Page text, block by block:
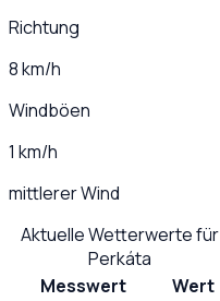
Richtung
8 km/h
Windböen
1 km/h
mittlerer Wind
Aktuelle Wetterwerte für
Perkáta
Messwert
Wert